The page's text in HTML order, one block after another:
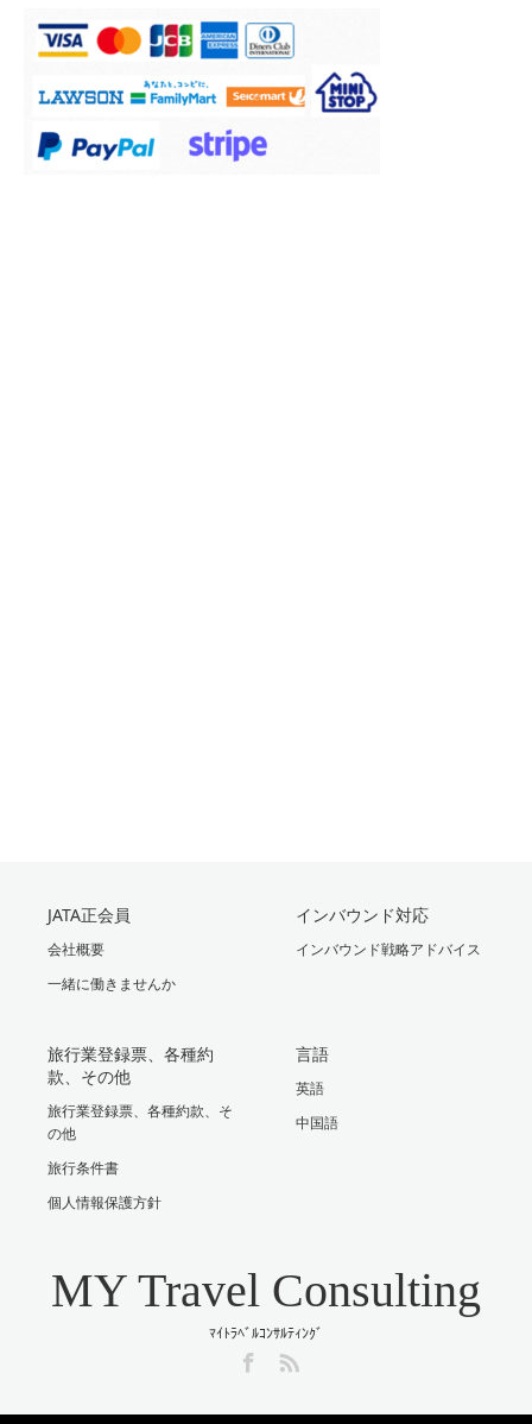
JATA正会員
会社概要
一緒に働きませんか
インバウンド対応
インバウンド戦略アドバイス
旅行業登録票、各種約
款、その他
旅行業登録票、各種約款、そ
の他
旅行条件書
個人情報保護方針
言語
英語
中国語
MY Travel Consulting
ﾏｲﾄﾗﾍﾞﾙｺﾝｻﾙﾃｨﾝｸﾞ